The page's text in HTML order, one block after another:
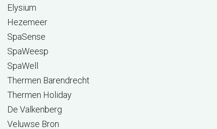
Elysium
Hezemeer
SpaSense
SpaWeesp
SpaWell
Thermen Barendrecht
Thermen Holiday
De Valkenberg
Veluwse Bron